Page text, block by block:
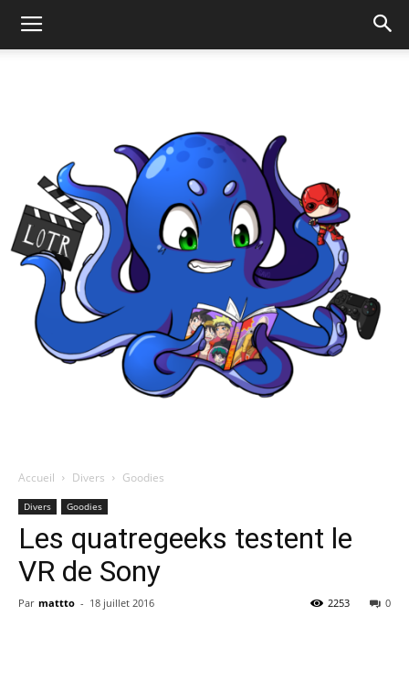
Accueil Divers Goodies
Divers Goodies
Les quatregeeks testent le
VR de Sony
Par mattto - 18 juillet 2016 0
2253